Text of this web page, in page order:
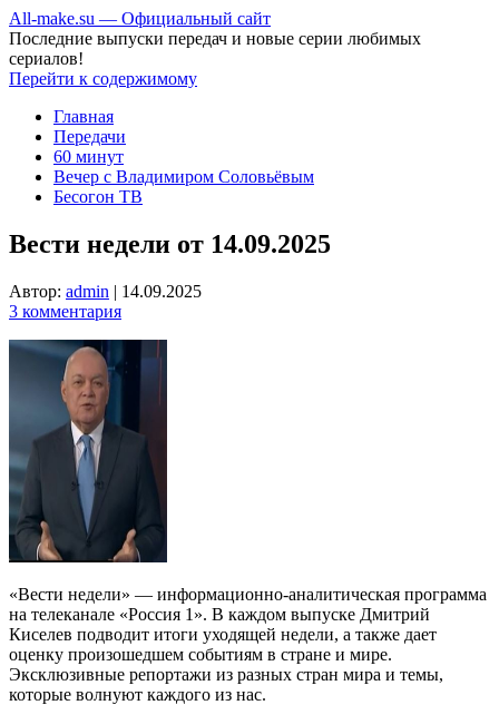
All-make.su — Официальный сайт
Последние выпуски передач и новые серии любимых
сериалов!
Перейти к содержимому
Главная
Передачи
60 минут
Вечер с Владимиром Соловьёвым
Бесогон ТВ
Вести недели от 14.09.2025
Автор: admin | 14.09.2025
3 комментария
«Вести недели» — информационно-аналитическая программа
на телеканале «Россия 1». В каждом выпуске Дмитрий
Киселев подводит итоги уходящей недели, а также дает
оценку произошедшем событиям в стране и мире.
Эксклюзивные репортажи из разных стран мира и темы,
которые волнуют каждого из нас.